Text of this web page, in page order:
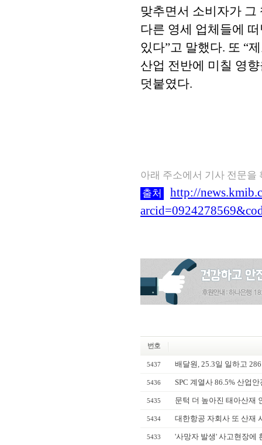
맞추면서 소비자가 그
다른 영세 업체들에
있다”고 말했다. 또 “
산업 전반에 미칠 영
덧붙였다.
아래 주소에서 기사 전문
출처
http://
번호
5437 배달원, 25.3일 일하고
5436 SPC 계열사 86.5% 산업
5435 문턱 더 높아진 태아산재
5434 대한항공 자회사 또 산재
5433 '사망자 발생' 사고현장에